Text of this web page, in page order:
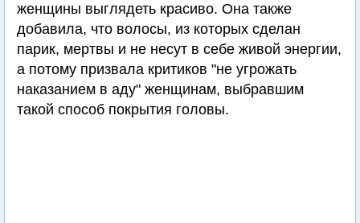
женщины выглядеть красиво. Она также
добавила, что волосы, из которых сделан
парик, мертвы и не несут в себе живой энергии,
а потому призвала критиков "не угрожать
наказанием в аду" женщинам, выбравшим
такой способ покрытия головы.